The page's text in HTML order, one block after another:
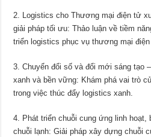
2. Logistics cho Thương mại điện tử
giải pháp tối ưu: Thảo luận về tiềm
triển logistics phục vụ thương mại điện
3. Chuyển đổi số và đổi mới sáng tạo
xanh và bền vững: Khám phá vai trò
trong việc thúc đẩy logistics xanh.
4. Phát triển chuỗi cung ứng linh hoạt,
chuỗi lạnh: Giải pháp xây dựng chuỗi